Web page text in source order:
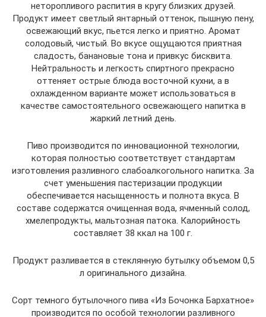
неторопливого распития в кругу близких друзей.
Продукт имеет светлый янтарный оттенок, пышную пену,
освежающий вкус, пьется легко и приятно. Аромат
солодовый, чистый. Во вкусе ощущаются приятная
сладость, банановые тона и привкус бисквита.
Нейтральность и легкость спиртного прекрасно
оттеняет острые блюда восточной кухни, а в
охлажденном варианте может использоваться в
качестве самостоятельного освежающего напитка в
жаркий летний день.
Пиво производится по инновационной технологии,
которая полностью соответствует стандартам
изготовления разливного слабоалкогольного напитка. За
счет уменьшения пастеризации продукции
обеспечивается насыщенность и полнота вкуса. В
составе содержатся очищенная вода, ячменный солод,
хмелепродукты, мальтозная патока. Калорийность
составляет 38 ккал на 100 г.
Продукт разливается в стеклянную бутылку объемом 0,5
л оригинального дизайна.
Сорт темного бутылочного пива «Из Бочонка Бархатное»
производится по особой технологии разливного